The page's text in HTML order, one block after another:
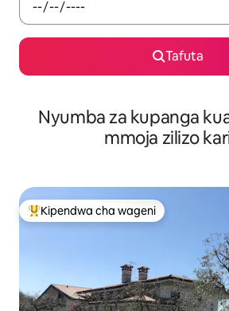
Tafuta
Nyumba za kupanga
mmoja zilizo
Kipendwa maarufu cha wageni
Kipendwa cha wageni